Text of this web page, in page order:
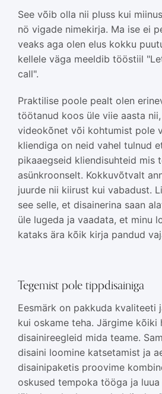
See võib olla nii pluss kui
nö vigade nimekirja. Ma ise ei
veaks aga olen elus kokku
kellele väga meeldib tööstiil
call".
Praktilise poole pealt olen
töötanud koos üle viie aasta
videokõnet või kohtumist pole
kliendiga on neid vahel tulnud
pikaaegseid kliendisuhteid mis
asünkroonselt. Kokkuvõtvalt
juurde nii kiirust kui vabadust.
see selle, et disainerina saan
üle lugeda ja vaadata, et minu
kataks ära kõik kirja pandud
Tegemist pole tippdisainiga
Eesmärk on pakkuda kvaliteeti
kui oskame teha. Järgime kõiki
disainireegleid mida teame.
disaini loomine katsetamist ja
disainipaketis proovime
oskused tempoka tööga ja